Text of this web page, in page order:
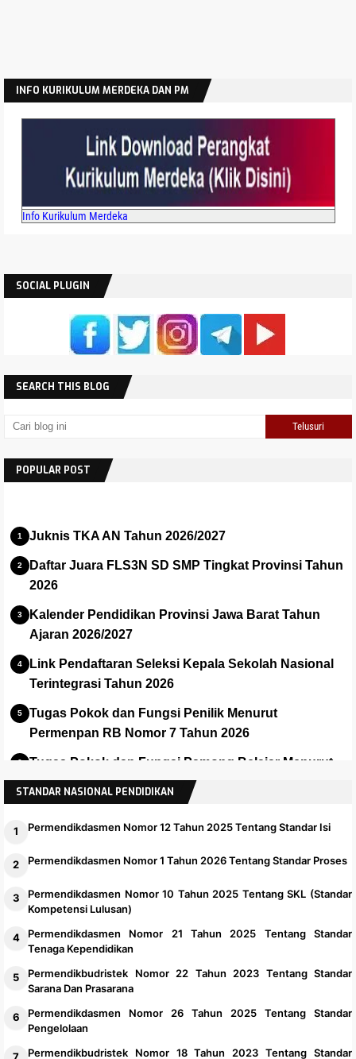
INFO KURIKULUM MERDEKA DAN PM
Info Kurikulum Merdeka
SOCIAL PLUGIN
SEARCH THIS BLOG
POPULAR POST
Juknis TKA AN Tahun 2026/2027
Daftar Juara FLS3N SD SMP Tingkat Provinsi Tahun
2026
Kalender Pendidikan Provinsi Jawa Barat Tahun
Ajaran 2026/2027
Link Pendaftaran Seleksi Kepala Sekolah Nasional
Terintegrasi Tahun 2026
Tugas Pokok dan Fungsi Penilik Menurut
Permenpan RB Nomor 7 Tahun 2026
Tugas Pokok dan Fungsi Pamong Belajar Menurut
Permenpan No 7 Thn 2026
STANDAR NASIONAL PENDIDIKAN
Permendikdasmen Nomor 12 Tahun 2025 Tentang Standar Isi
Permendikdasmen Nomor 1 Tahun 2026 Tentang Standar Proses
Permendikdasmen Nomor 10 Tahun 2025 Tentang SKL (Standar
Kompetensi Lulusan)
Permendikdasmen Nomor 21 Tahun 2025 Tentang Standar
Tenaga Kependidikan
Permendikbudristek Nomor 22 Tahun 2023 Tentang Standar
Sarana Dan Prasarana
Permendikdasmen Nomor 26 Tahun 2025 Tentang Standar
Pengelolaan
Permendikbudristek Nomor 18 Tahun 2023 Tentang Standar